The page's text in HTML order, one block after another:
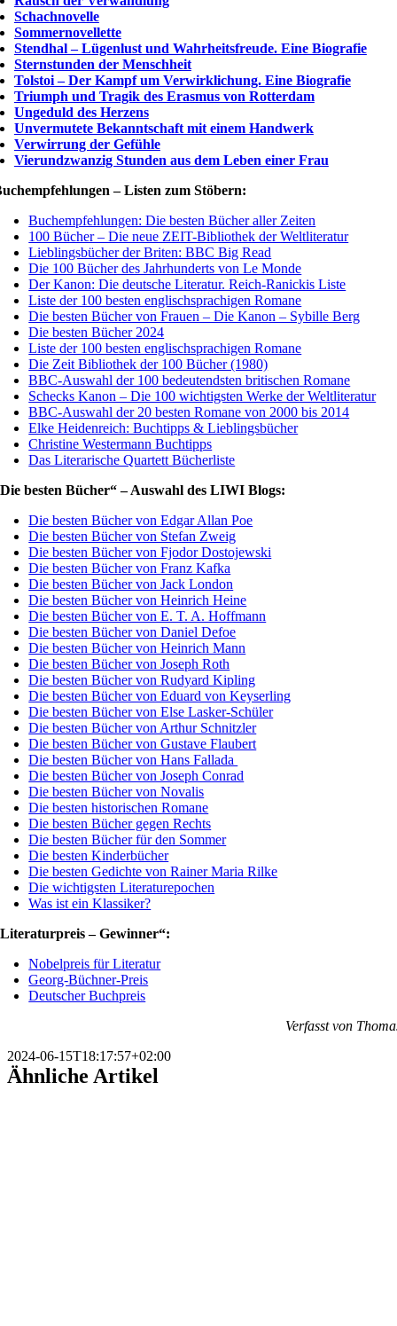
Schachnovelle
Sommernovellette
Stendhal – Lügenlust und Wahrheitsfreude. Eine Biografie
Sternstunden der Menschheit
Tolstoi – Der Kampf um Verwirklichung. Eine Biografie
Triumph und Tragik des Erasmus von Rotterdam
Ungeduld des Herzens
Unvermutete Bekanntschaft mit einem Handwerk
Verwirrung der Gefühle
Vierundzwanzig Stunden aus dem Leben einer Frau
– Listen zum Stöbern:
Buchempfehlungen: Die besten Bücher aller Zeiten
100 Bücher – Die neue ZEIT-Bibliothek der Weltliteratur
Lieblingsbücher der Briten: BBC Big Read
Die 100 Bücher des Jahrhunderts von Le Monde
Der Kanon: Die deutsche Literatur. Reich-Ranickis Liste
Liste der 100 besten englischsprachigen Romane
Die besten Bücher von Frauen – Die Kanon – Sybille Berg
Die besten Bücher 2024
Liste der 100 besten englischsprachigen Romane
Die Zeit Bibliothek der 100 Bücher (1980)
BBC-Auswahl der 100 bedeutendsten britischen Romane
Schecks Kanon – Die 100 wichtigsten Werke der Weltliteratur
BBC-Auswahl der 20 besten Romane von 2000 bis 2014
Elke Heidenreich: Buchtipps & Lieblingsbücher
Christine Westermann Buchtipps
Das Literarische Quartett Bücherliste
besten Bücher“ – Auswahl des LIWI Blogs:
Die besten Bücher von Edgar Allan Poe
Die besten Bücher von Stefan Zweig
Die besten Bücher von Fjodor Dostojewski
Die besten Bücher von Franz Kafka
Die besten Bücher von Jack London
Die besten Bücher von Heinrich Heine
Die besten Bücher von E. T. A. Hoffmann
Die besten Bücher von Daniel Defoe
Die besten Bücher von Heinrich Mann
Die besten Bücher von Joseph Roth
Die besten Bücher von Rudyard Kipling
Die besten Bücher von Eduard von Keyserling
Die besten Bücher von Else Lasker-Schüler
Die besten Bücher von Arthur Schnitzler
Die besten Bücher von Gustave Flaubert
Die besten Bücher von Hans Fallada
Die besten Bücher von Joseph Conrad
Die besten Bücher von Novalis
Die besten historischen Romane
Die besten Bücher gegen Rechts
Die besten Bücher für den Sommer
Die besten Kinderbücher
Die besten Gedichte von Rainer Maria Rilke
Die wichtigsten Literaturepochen
Was ist ein Klassiker?
– Gewinner“:
Nobelpreis für Literatur
Georg-Büchner-Preis
Deutscher Buchpreis
Verfasst von
2024-06-15T18:17:57+02:00
Ähnliche Artikel